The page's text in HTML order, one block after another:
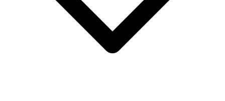
Cửa gỗ An Cường